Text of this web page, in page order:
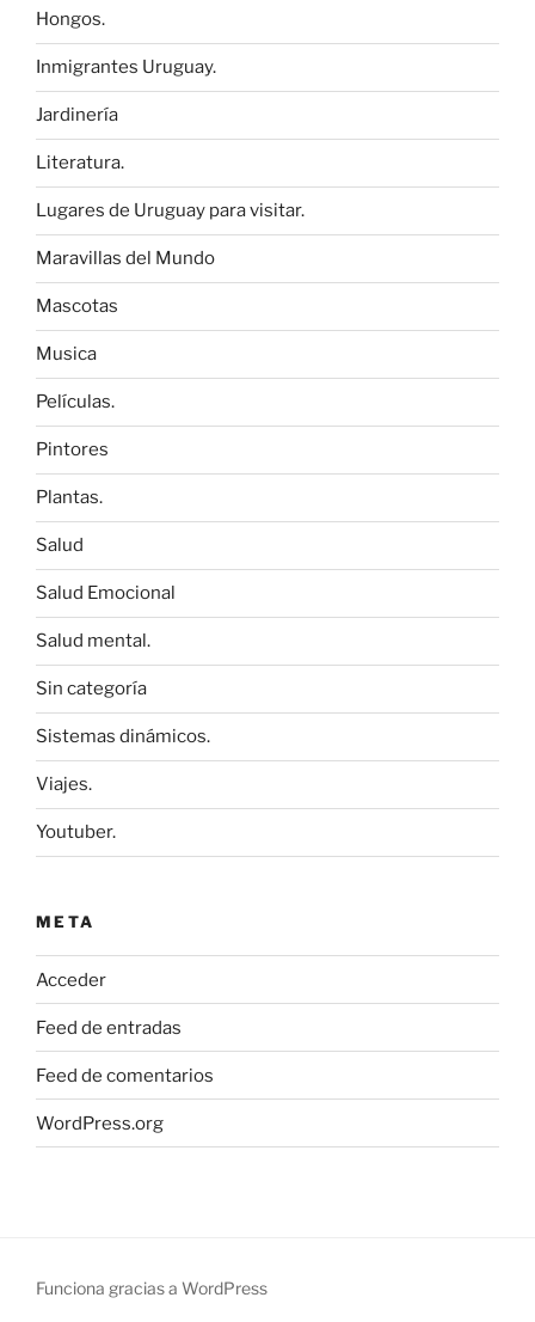
Hongos.
Inmigrantes Uruguay.
Jardinería
Literatura.
Lugares de Uruguay para visitar.
Maravillas del Mundo
Mascotas
Musica
Películas.
Pintores
Plantas.
Salud
Salud Emocional
Salud mental.
Sin categoría
Sistemas dinámicos.
Viajes.
Youtuber.
META
Acceder
Feed de entradas
Feed de comentarios
WordPress.org
Funciona gracias a WordPress